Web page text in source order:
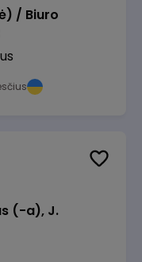
/ Biuro
(-a), J.